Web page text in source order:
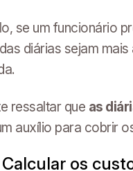
se um funcionário
diárias sejam
ressaltar que as
auxílio para cobrir
Calcular os